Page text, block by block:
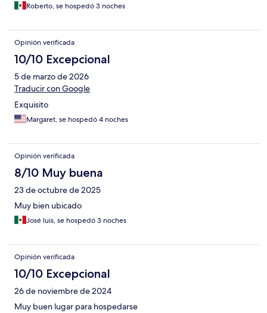
Roberto, se hospedó 3 noches
Opinión verificada
10/10 Excepcional
5 de marzo de 2026
Traducir con Google
Exquisito
Margaret, se hospedó 4 noches
Opinión verificada
8/10 Muy buena
23 de octubre de 2025
Muy bien ubicado
José luis, se hospedó 3 noches
Opinión verificada
10/10 Excepcional
26 de noviembre de 2024
Muy buen lugar para hospedarse